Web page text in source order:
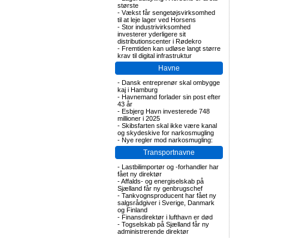
største
- Vækst får sengetøjsvirksomhed
til at leje lager ved Horsens
- Stor industrivirksomhed
investerer yderligere sit
distributionscenter i Rødekro
- Fremtiden kan udløse langt større
krav til digital infrastruktur
Havne
- Dansk entreprenør skal ombygge
kaj i Hamburg
- Havnemand forlader sin post efter
43 år
- Esbjerg Havn investerede 748
millioner i 2025
- Skibsfarten skal ikke være kanal
og skydeskive for narkosmugling
- Nye regler mod narkosmugling:
Transportnavne
- Lastbilimportør og -forhandler har
fået ny direktør
-Affalds- og energiselskab på
Sjælland får ny genbrugschef
- Tankvognsproducent har fået ny
salgsrådgiver i Sverige, Danmark
og Finland
- Finansdirektør i lufthavn er død
- Togselskab på Sjælland får ny
administrerende direktør